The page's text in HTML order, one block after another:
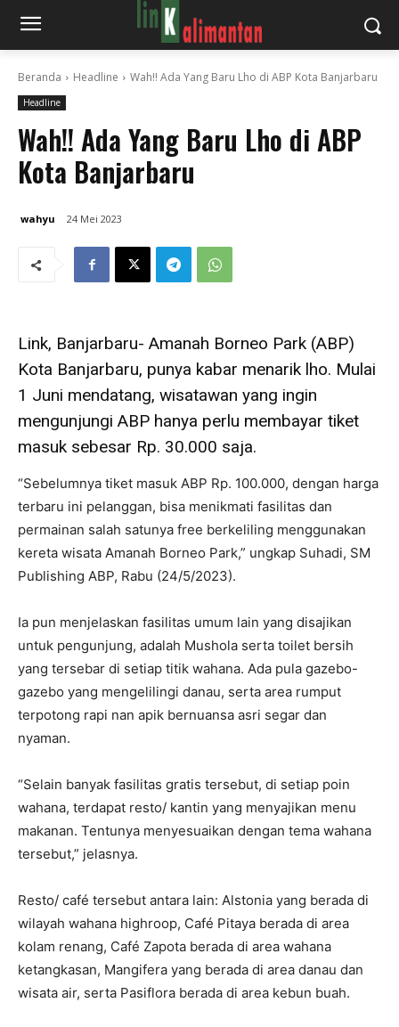
Beranda Headline Wah!! Ada Yang Baru Lho di ABP Kota Banjarbaru
Headline
Wah!! Ada Yang Baru Lho di ABP
Kota Banjarbaru
wahyu 24 Mei 2023
Link, Banjarbaru- Amanah Borneo Park (ABP)
Kota Banjarbaru, punya kabar menarik lho. Mulai
1 Juni mendatang, wisatawan yang ingin
mengunjungi ABP hanya perlu membayar tiket
masuk sebesar Rp. 30.000 saja.
“Sebelumnya tiket masuk ABP Rp. 100.000, dengan harga
terbaru ini pelanggan, bisa menikmati fasilitas dan
permainan salah satunya free berkeliling menggunakan
kereta wisata Amanah Borneo Park,” ungkap Suhadi, SM
Publishing ABP, Rabu (24/5/2023).
Ia pun menjelaskan fasilitas umum lain yang disajikan
untuk pengunjung, adalah Mushola serta toilet bersih
yang tersebar di setiap titik wahana. Ada pula gazebo-
gazebo yang mengelilingi danau, serta area rumput
terpotong rapi nan apik bernuansa asri segar dan
nyaman.
“Selain banyak fasilitas gratis tersebut, di setiap poin
wahana, terdapat resto/ kantin yang menyajikan menu
makanan. Tentunya menyesuaikan dengan tema wahana
tersebut,” jelasnya.
Resto/ café tersebut antara lain: Alstonia yang berada di
wilayah wahana highroop, Café Pitaya berada di area
kolam renang, Café Zapota berada di area wahana
ketangkasan, Mangifera yang berada di area danau dan
wisata air, serta Pasiflora berada di area kebun buah.